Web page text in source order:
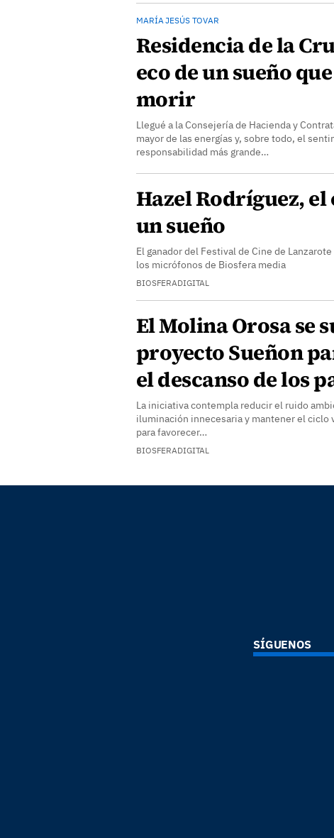
MARÍA JESÚS TOVAR
Residencia de la
eco de un sueño
morir
Llegué a la Consejería de Hacienda y
mayor de las energías y, sobre todo, el
responsabilidad más grande…
Hazel Rodríguez, el
un sueño
El ganador del Festival de Cine de
los micrófonos de Biosfera media
BIOSFERADIGITAL
El Molina Orosa se
proyecto Sueñon
el descanso de los
La iniciativa contempla reducir el ruido
iluminación innecesaria y mantener el ciclo
para favorecer…
BIOSFERADIGITAL
SÍGUENOS